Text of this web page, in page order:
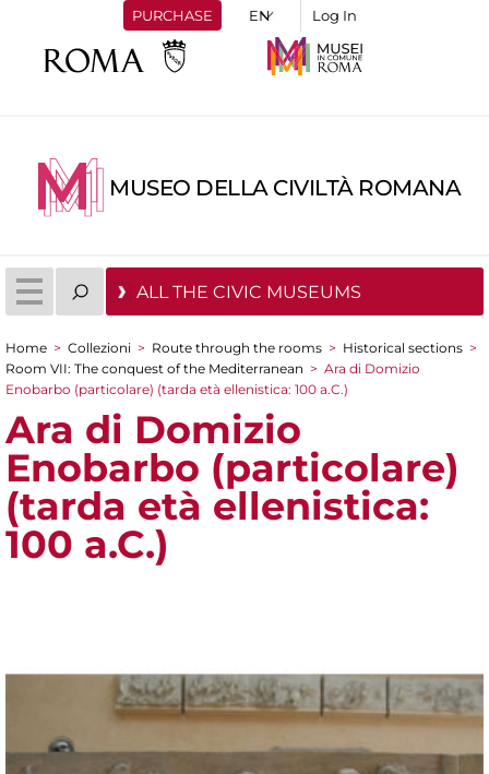
PURCHASE Log In
MUSEO DELLA CIVILTÀ ROMANA
ALL THE CIVIC MUSEUMS
You are here
Home > Collezioni > Route through the rooms > Historical sections >
Room VII: The conquest of the Mediterranean > Ara di Domizio
Enobarbo (particolare) (tarda età ellenistica: 100 a.C.)
Ara di Domizio
Enobarbo (particolare)
(tarda età ellenistica:
100 a.C.)